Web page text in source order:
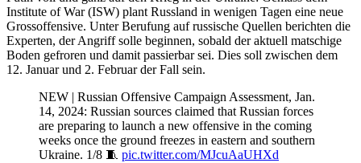
Institute of War (ISW) plant Russland in wenigen Tagen eine neue
Grossoffensive. Unter Berufung auf russische Quellen berichten die
Experten, der Angriff solle beginnen, sobald der aktuell matschige
Boden gefroren und damit passierbar sei. Dies soll zwischen dem
12. Januar und 2. Februar der Fall sein.
NEW | Russian Offensive Campaign Assessment, Jan.
14, 2024: Russian sources claimed that Russian forces
are preparing to launch a new offensive in the coming
weeks once the ground freezes in eastern and southern
Ukraine. 1/8 🧵 pic.twitter.com/MJcuAaUHXd